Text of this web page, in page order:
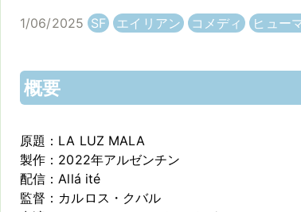
1/06/2025 SF エイリアン コメディ ヒュー
概要
原題：LA LUZ MALA
製作：2022年アルゼンチン
配信：Allá ité
監督：カルロス・クバル